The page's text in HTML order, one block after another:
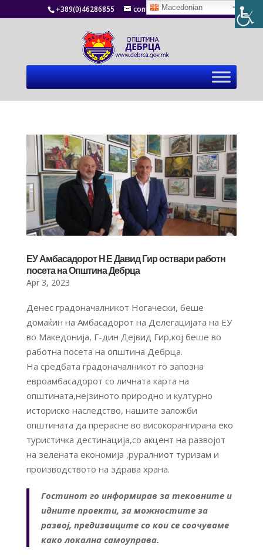
+389(0)46286855 contact@debrca.gov.mk
ЕУ Амбасадорот Н.Е Давид Гир оствари работн
посета на Општина Дебрца
Apr 3, 2023
Денес градоначалникот Ногачески, беше
домаќин на Амбасадорот на Делегацијата на ЕУ
во Македонија, Г-дин Дејвид Гир,кој беше во
работна посета на општина Дебрца.
На средбата градоначалникот го запозна
евроамбасадорот со личната карта на
општината,нејзиното природно и културно
историско наследство, нашите заложби
општината да прерасне во високорангирана еко
туристичка дестинација,со акцент на развојот
на зелената економија ,руралниот туризам и
производството на здрава храна.
Гостинот го информирав за тековните и
идните проекти, за можностите за
развој, предизвиците со кои се соочуваме
како локална самоуправа.
Macedonian